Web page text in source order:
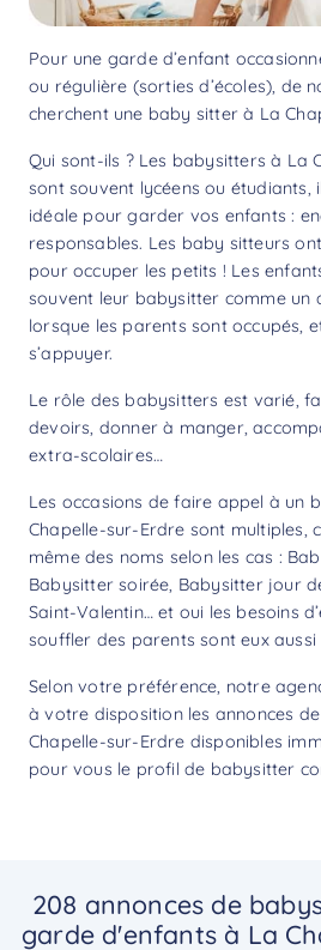
Pour une garde d’enfant
ou régulière (sorties d’écoles), de
cherchent une baby sitter à La
Qui sont-ils ? Les babysitters à La
sont souvent lycéens ou étudiants,
idéale pour garder vos enfants :
responsables. Les baby sitteurs
pour occuper les petits ! Les
souvent leur babysitter comme un
lorsque les parents sont occupés,
s’appuyer.
Le rôle des babysitters est varié,
devoirs, donner à manger,
extra-scolaires…
Les occasions de faire appel à un
Chapelle-sur-Erdre sont multiples,
même des noms selon les cas :
Babysitter soirée, Babysitter jour
Saint-Valentin… et oui les besoins
souffler des parents sont eux aussi
Selon votre préférence, notre
à votre disposition les annonces
Chapelle-sur-Erdre disponibles
pour vous le profil de babysitter
208 annonces de
garde d'enfants à La